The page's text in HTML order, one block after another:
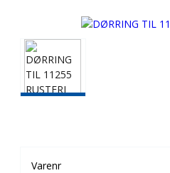
Varenr